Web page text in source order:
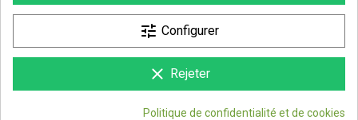
DÉTAILS DU PRODUIT
93927-5702
tune Configurer
clear Rejeter
Politique de confidentialité et de cookies